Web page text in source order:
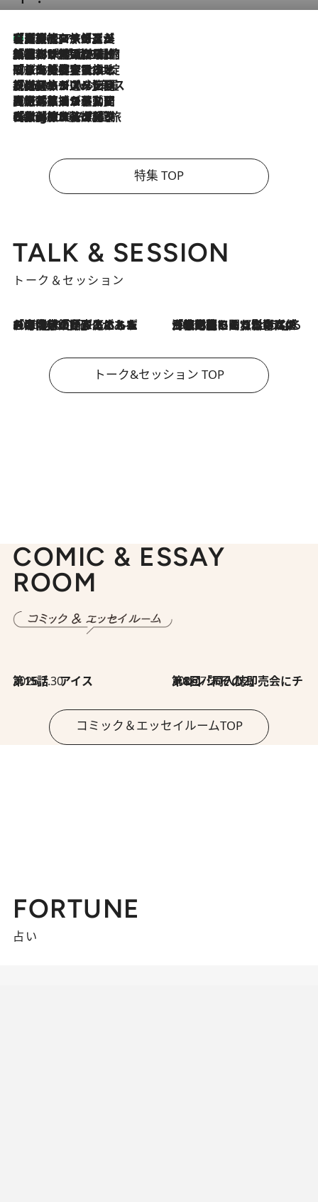
2026.8.7
【厳選旅コスメ】「多機能アイテムがメイン！」旅好き美容エディターが選んだ夏旅ベストコスメを発表【Mサイズジップ】
2026.8.6
「荷物が増えるほど旅ストレスは増す」美容ジャーナリストがたどり着いた最終結論。“化粧品を劇的に減らす”感動の凝縮美容とは
2026.8.6
「旅先には金髪ウィッグを持参」日本と同じメイクでは損してる!? 美容ジャーナリストが提案する“掟破りの旅美容”とは
2026.8.6
【厳選旅コスメ】「身軽さ＆UV対策重視！」ヘアアーティストshucoが選んだ夏旅ベストコスメを発表【Mサイズジップ】
2026.8.5
【厳選旅コスメ】国内をあちこち移動する河井菜摘が選んだ夏旅ベストコスメ発表！「リラックスアイテムはマスト」【Mサイズジップ】
2026.8.4
【厳選旅コスメ】「紫外線＆乾燥対策しながらメイク感も！」ヘア＆メイクGeorgeが選んだ夏旅ベストコスメを発表！【Mサイズジップ】
特集 TOP
TALK & SESSION
トーク＆セッション
2026.8.3
「今後値上げがあるとすれば…」「リスクがあるのは今年の冬」エネルギー専門家が語る、ホルムズ海峡封鎖が家庭にもたらす“ある心配” 2026.8.3
「住宅建てられない…」「サーチャージ料の高値が続いている」ホルムズ海峡封鎖による影響はいつまで続く？《エネルギー専門家に聞く“どうなる日本の暮らし”》
トーク&セッション TOP
COMIC & ESSAY
ROOM
2026.7.30
第15話 アイス 2026.7.30
第8回「同人誌即売会にチャレンジ その2」
コミック＆エッセイルームTOP
FORTUNE
占い